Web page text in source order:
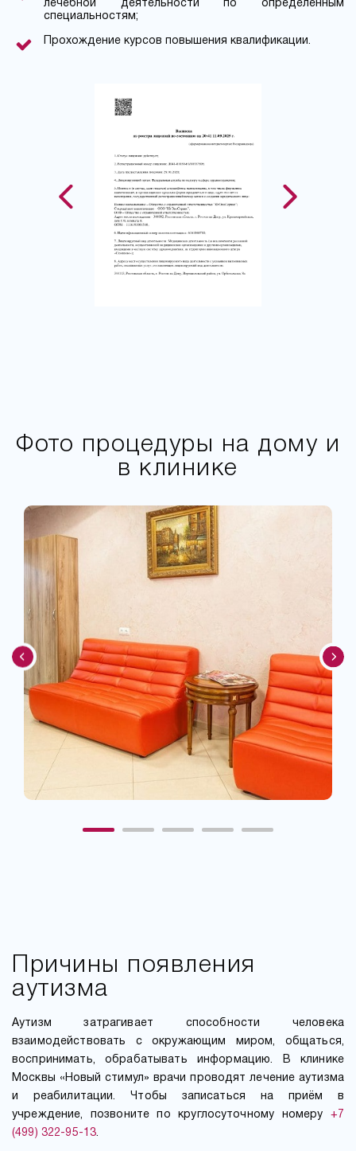
лечебной деятельности по определенным
специальностям;
Прохождение курсов повышения квалификации.
Фото процедуры на дому и
в клинике
Причины появления
аутизма
Аутизм затрагивает способности человека
взаимодействовать с окружающим миром, общаться,
воспринимать, обрабатывать информацию. В клинике
Москвы «Новый стимул» врачи проводят лечение аутизма
и реабилитации. Чтобы записаться на приём в
учреждение, позвоните по круглосуточному номеру +7
(499) 322-95-13.